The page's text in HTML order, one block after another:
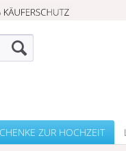
ZUR HOCHZEIT